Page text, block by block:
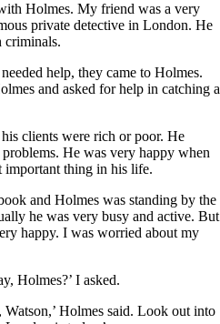
Holmes. My friend was a very
private detective in London. He
criminals.
help, they came to Holmes.
and asked for help in catching a
clients were rich or poor. He
He was very happy when
important thing in his life.
and Holmes was standing by the
he was very busy and active. But
happy. I was worried about my
Holmes?’ I asked.
Watson,’ Holmes said. Look out into